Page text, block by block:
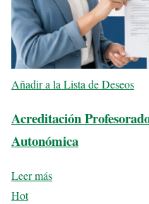
Añadir a la Lista de Deseos
Acreditación
Autonómica
Leer más
Hot